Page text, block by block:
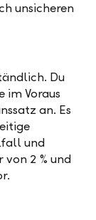
unsicheren
Du
im Voraus
an. Es
und
2 % und